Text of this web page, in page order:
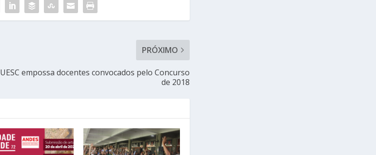
PRÓXIMO
UESC empossa docentes convocados pelo Concurso
de 2018